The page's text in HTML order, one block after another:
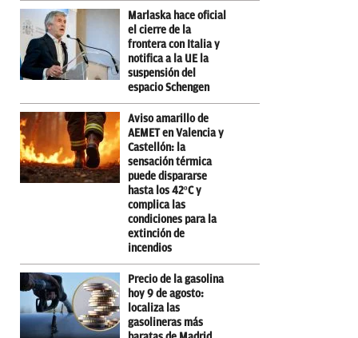
Marlaska hace oficial
el cierre de la
frontera con Italia y
notifica a la UE la
suspensión del
espacio Schengen
Aviso amarillo de
AEMET en Valencia y
Castellón: la
sensación térmica
puede dispararse
hasta los 42ºC y
complica las
condiciones para la
extinción de
incendios
Precio de la gasolina
hoy 9 de agosto:
localiza las
gasolineras más